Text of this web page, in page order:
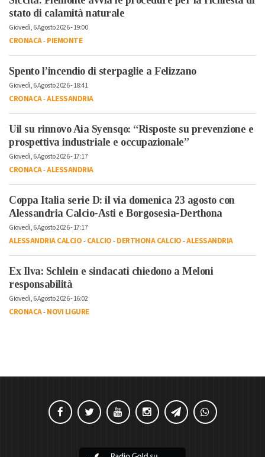
stato di calamità naturale
Giovedì, 6 Agosto 2026 - 19:00
CRONACA-PIEMONTE
Spento l’incendio di sterpaglie a Felizzano
Giovedì, 6 Agosto 2026 - 18:41
CRONACA-ALESSANDRIA
Uil su rinnovo Aia Syensqo: “Risposte su prevenzione e
prospettiva industriale e occupazionale”
Giovedì, 6 Agosto 2026 - 17:17
CRONACA-ALESSANDRIA
Coppa Italia serie D: il via domenica 23 agosto con
Alessandria Calcio-Asti e Borgosesia-Derthona
Giovedì, 6 Agosto 2026 - 17:17
ALESSANDRIA CALCIO-CALCIO-DERTHONA CALCIO-ALESSANDRIA
Ex Ilva: Schlein e sindacati chiedono a Meloni
responsabilità
Giovedì, 6 Agosto 2026 - 16:02
CRONACA-NOVI LIGURE